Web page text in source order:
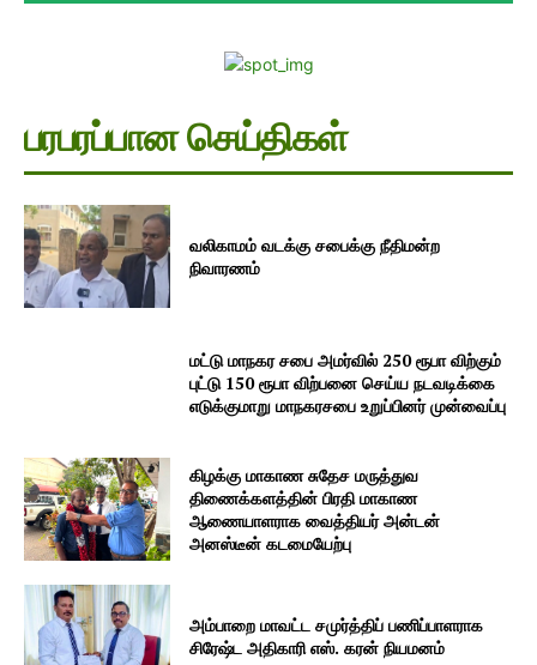
பரபரப்பான செய்திகள்
வலிகாமம் வடக்கு சபைக்கு நீதிமன்ற
நிவாரணம்
மட்டு மாநகர சபை அமர்வில் 250 ரூபா விற்கும்
புட்டு 150 ரூபா விற்பனை செய்ய நடவடிக்கை
எடுக்குமாறு மாநகரசபை உறுப்பினர் முன்வைப்பு
கிழக்கு மாகாண சுதேச மருத்துவ
திணைக்களத்தின் பிரதி மாகாண
ஆணையாளராக வைத்தியர் அன்டன்
அனஸ்டீன் கடமையேற்பு
அம்பாறை மாவட்ட சமுர்த்திப் பணிப்பாளராக
சிரேஷ்ட அதிகாரி எஸ். கரன் நியமனம்